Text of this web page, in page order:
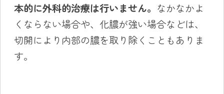
本的に外科的治療は行いません。 なかなかよ
くならない場合や、化膿が強い場合などは、
切開により内部の膿を取り除くこともありま
す。